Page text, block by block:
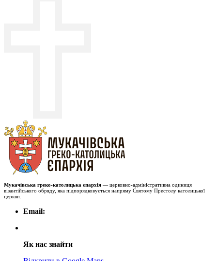
Мукачівська греко-католицька єпархія — церковно-адміністративна одиниця
візантійського обряду, яка підпорядковується напряму Святому Престолу католицької
церкви.
Email:
Як нас знайти